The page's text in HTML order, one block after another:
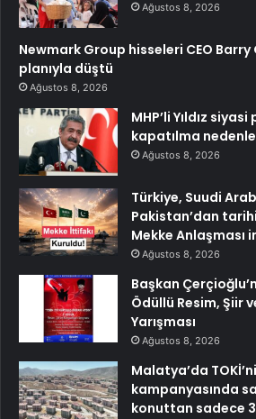
Ağustos 8, 2026
Newmark Group hisseleri CEO
planıyla düştü
Ağustos 8, 2026
MHP’li Yıldız
kapatılma
Ağustos 8, 2026
Türkiye, Suudi
Pakistan’dan
Mekke Anlaşması
Ağustos 8, 2026
Başkan
Ödüllü Resim, Şiir
Yarışması
Ağustos 8, 2026
Malatya’da
kampanyasında
konuttan sadece